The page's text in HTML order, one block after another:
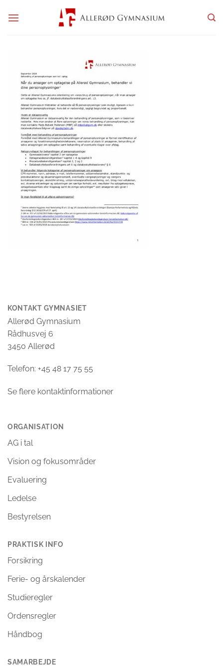
KONTAKT GYMNASIET
Allerød Gymnasium
Rådhusvej 6
3450 Allerød
Telefon: +45 48 17 75 55
Se flere kontaktinformationer
ORGANISATION
AG i tal
Vision og fokusområder
Evaluering
Ledelse
Bestyrelsen
PRAKTISK INFO
Forsikring
Ferie- og årskalender
Studieregler
Ordensregler
Håndbog
SAMARBEJDE